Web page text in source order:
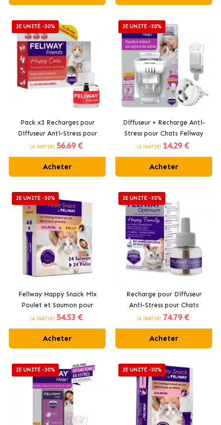
2E UNITÉ -30%
Pack x3 Recharges pour
Diffuseur Anti-Stress pour
Chats Feliway Friends
(À PARTIR) 56.69 €
Acheter
2E UNITÉ -30%
Diffuseur + Recharge Anti-
Stress pour Chats Feliway
Help
(À PARTIR) 14.29 €
Acheter
2E UNITÉ -30%
Feliway Happy Snack Mix
Poulet et Saumon pour
Chats avec Alpha-
Casozépine
(À PARTIR) 54.53 €
Acheter
2E UNITÉ -30%
Recharge pour Diffuseur
Anti-Stress pour Chats
Feliway Optimum
(À PARTIR) 74.79 €
Acheter
2E UNITÉ -30% 2E UNITÉ -30%